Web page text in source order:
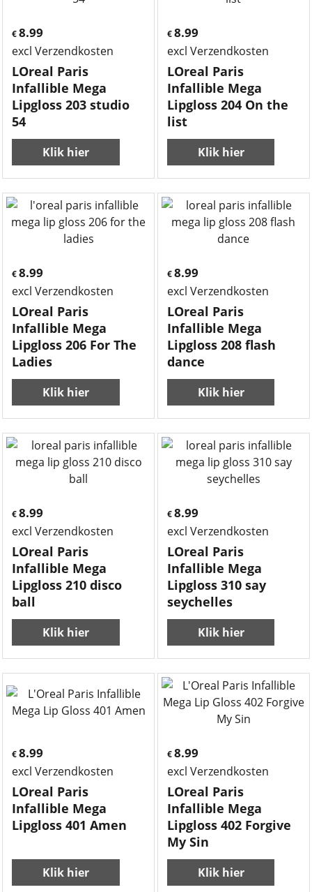
€ 8.99
excl Verzendkosten
LOreal Paris
Infallible Mega
Lipgloss 203 studio
54
Klik hier
€8.99
excl Verzendkosten
LOreal Paris
Infallible Mega
Lipgloss 204 On the
list
Klik hier
€ 8.99
excl Verzendkosten
LOreal Paris
Infallible Mega
Lipgloss 206 For The
Ladies
Klik hier
€8.99
excl Verzendkosten
LOreal Paris
Infallible Mega
Lipgloss 208 flash
dance
Klik hier
€ 8.99
excl Verzendkosten
LOreal Paris
Infallible Mega
Lipgloss 210 disco
ball
Klik hier
€8.99
excl Verzendkosten
LOreal Paris
Infallible Mega
Lipgloss 310 say
seychelles
Klik hier
€ 8.99
excl Verzendkosten
LOreal Paris
Infallible Mega
Lipgloss 401 Amen
Klik hier
€8.99
excl Verzendkosten
LOreal Paris
Infallible Mega
Lipgloss 402 Forgive
My Sin
Klik hier